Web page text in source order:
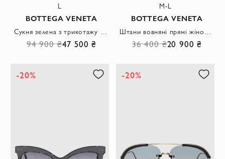
L
BOTTEGA VENETA
94 900 ₴47 500 ₴
M-L
BOTTEGA VENETA
36 400 ₴20 900 ₴
-20% -20%